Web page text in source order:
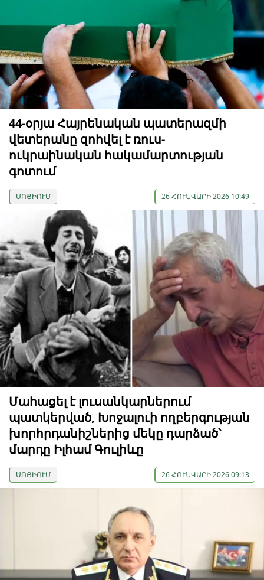
44-օրյա Հայրենական պատերազմի
վետերանը զոհվել է ռուս-
ուկրաինական հակամարտության
գոտում
ՍՈՑԻՈՒՄ 26 ՀՈՒՆՎԱՐԻ 2026 10:49
Մահացել է լուսանկարներում
պատկերված, Խոջալուի ողբերգության
խորհրդանիշներից մեկը դարձած՝
մարդը Իլհամ Գուլիևը
ՍՈՑԻՈՒՄ 26 ՀՈՒՆՎԱՐԻ 2026 09:13